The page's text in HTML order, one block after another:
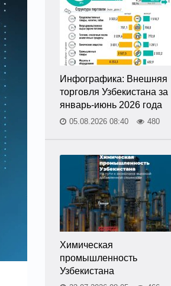
Инфографика: Внешняя
торговля Узбекистана за
январь-июнь 2026 года
05.08.2026 08:40 480
Химическая
промышленность
Узбекистана